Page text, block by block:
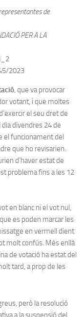
de
PER A LA
2023
, que va provocar
votant, i que moltes
el seu dret de
dia divendres 24 de
el funcionament del
que ho revisarien.
d’haver estat de
problema fins a les 12
en blanc ni el vot nul,
es poden marcar les
en vermell dient
molt confús. Més enllà
de votació ha estat del
tard, a prop de les
però la resolució
a la suspensió del